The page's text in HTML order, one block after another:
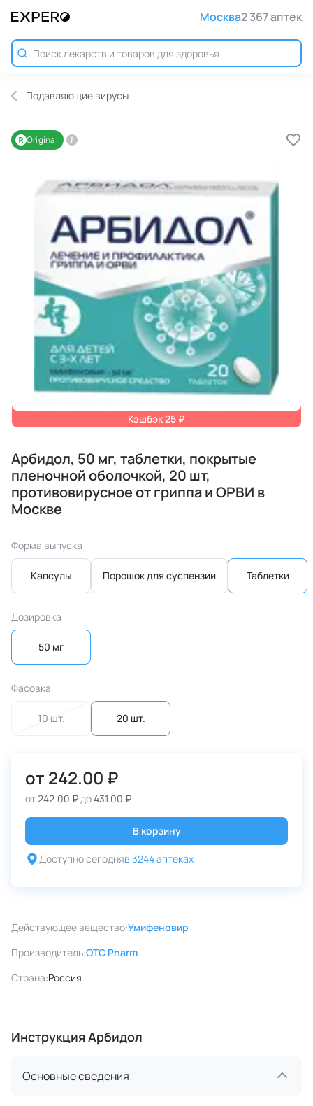
Москва2 367 аптек
Подавляющие вирусы
Original
Кэшбэк 25 ₽
Арбидол, 50 мг, таблетки, покрытые
пленочной оболочкой, 20 шт,
противовирусное от гриппа и ОРВИ в
Москве
Форма выпуска
Капсулы Порошок для суспензии Таблетки
Дозировка
50 мг
Фасовка
10 шт. 20 шт.
от 242.00 ₽
от242.00 ₽до431.00 ₽
В корзину
Доступно сегодняв 3244 аптеках
Действующее вещество:Умифеновир
Производитель:OTC Pharm
Страна:Россия
Инструкция Арбидол
Основные сведения